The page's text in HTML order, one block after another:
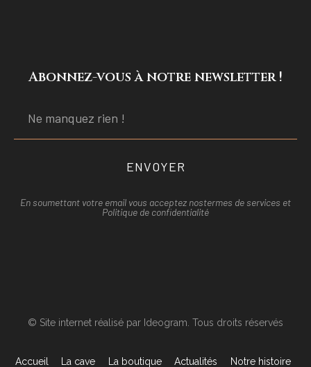
Abonnez-vous à notre newsletter !
ENVOYER
En soumettant votre email vous acceptez nostermes de services et
Politique de confidentialité
© Site internet réalisé par Ideogram. Tous droits réservés
Accueil La cave La boutique Actualités Notre histoire